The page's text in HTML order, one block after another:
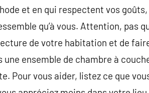
et en qui respectent vos
qu’à vous. Attention, pas
de votre habitation et de
ensemble de chambre à
Pour vous aider, listez ce que